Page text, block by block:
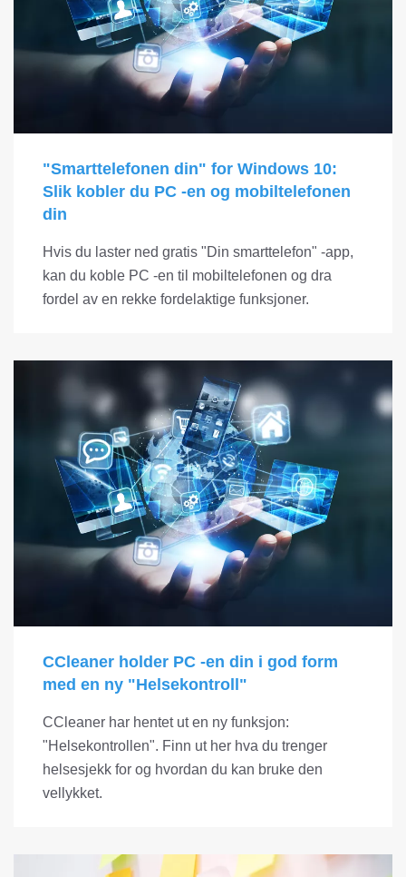
"Smarttelefonen din" for Windows 10:
Slik kobler du PC -en og mobiltelefonen
din
Hvis du laster ned gratis "Din smarttelefon" -app,
kan du koble PC -en til mobiltelefonen og dra
fordel av en rekke fordelaktige funksjoner.
CCleaner holder PC -en din i god form
med en ny "Helsekontroll"
CCleaner har hentet ut en ny funksjon:
"Helsekontrollen". Finn ut her hva du trenger
helsesjekk for og hvordan du kan bruke den
vellykket.